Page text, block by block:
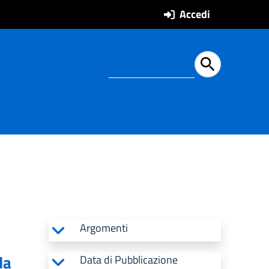
Accedi
Ricerca
Argomenti
Data di Pubblicazione